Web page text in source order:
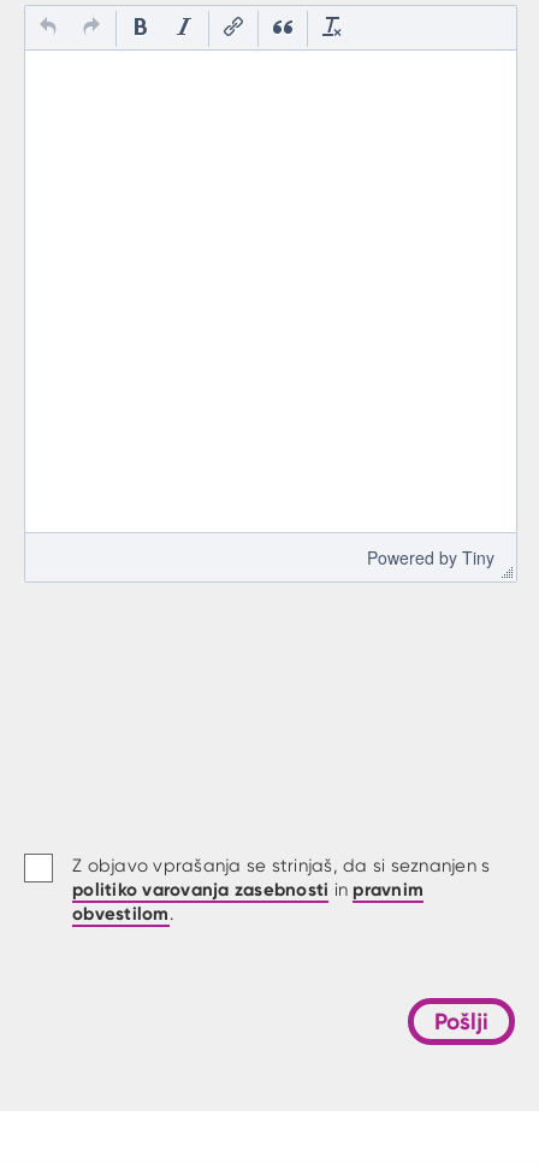
Powered by Tiny
Z objavo vprašanja se strinjaš, da si seznanjen s
politiko varovanja zasebnosti in pravnim
obvestilom.
Pošlji